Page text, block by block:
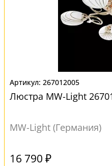
267012005
Люстра MW-Light
MW-Light (Германия)
16 790 ₽